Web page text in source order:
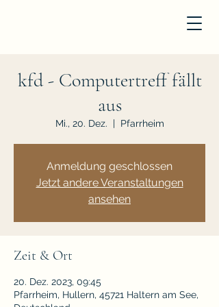
kfd - Computertreff fällt
aus
Mi., 20. Dez.
  |
Pfarrheim
Anmeldung geschlossen
Jetzt andere Veranstaltungen
ansehen
Zeit & Ort
20. Dez. 2023, 09:45
Pfarrheim, Hullern, 45721 Haltern am See,